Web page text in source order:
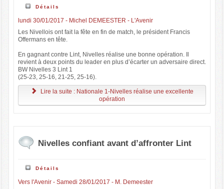
Détails
lundi 30/01/2017 - Michel DEMEESTER - L'Avenir
Les Nivellois ont fait la fête en fin de match, le président Francis
Offermans en tête.
En gagnant contre Lint, Nivelles réalise une bonne opération. Il
revient à deux points du leader en plus d’écarter un adversaire direct.
BW Nivelles 3 Lint 1
(25-23, 25-16, 21-25, 25-16).
Lire la suite : Nationale 1-Nivelles réalise une excellente
opération
Nivelles confiant avant d’affronter Lint
Détails
Vers l'Avenir - Samedi 28/01/2017 - M. Demeester